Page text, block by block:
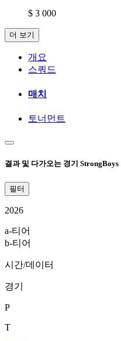
$ 3 000
더 보기
개요
스쿼드
매치
토너먼트
결과 및 다가오는 경기 StrongBoys
필터
2026
a-티어
b-티어
시간/데이터
경기
P
T